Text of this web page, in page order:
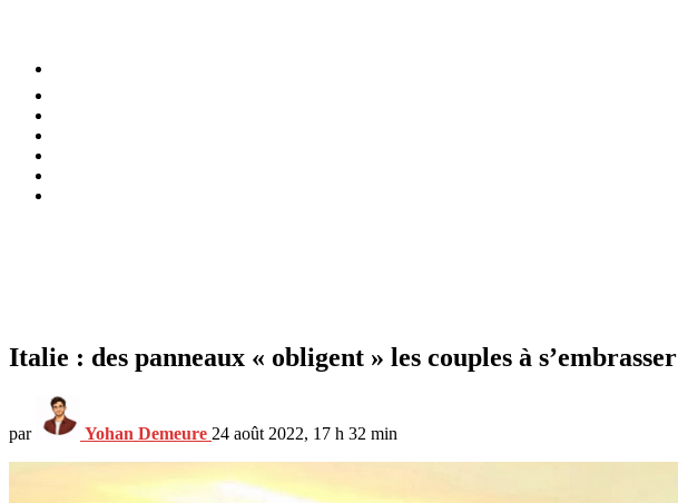
Italie : des panneaux « obligent » les couples à s’embrasser
par Yohan Demeure 24 août 2022, 17 h 32 min